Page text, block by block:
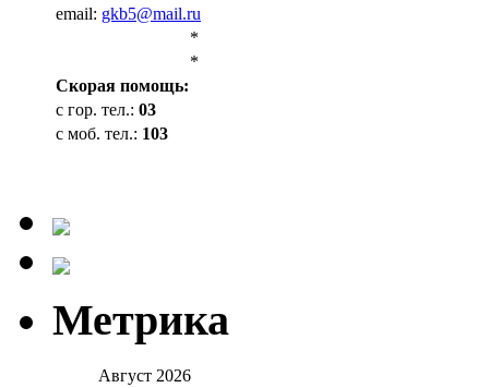
email: gkb5@mail.ru
*
*
Cкорая помощь:
с гор. тел.: 03
с моб. тел.: 103
Метрика
Август 2026